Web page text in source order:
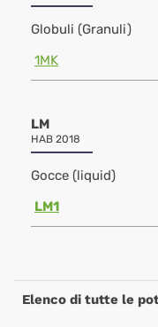
Globuli (Granuli)
1MK
LM
HAB 2018
Gocce (liquid)
LM1
Elenco di tutte le